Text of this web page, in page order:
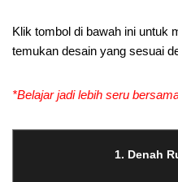
Klik tombol di bawah ini untuk
temukan desain yang sesuai
*Belajar jadi lebih seru
1. Denah